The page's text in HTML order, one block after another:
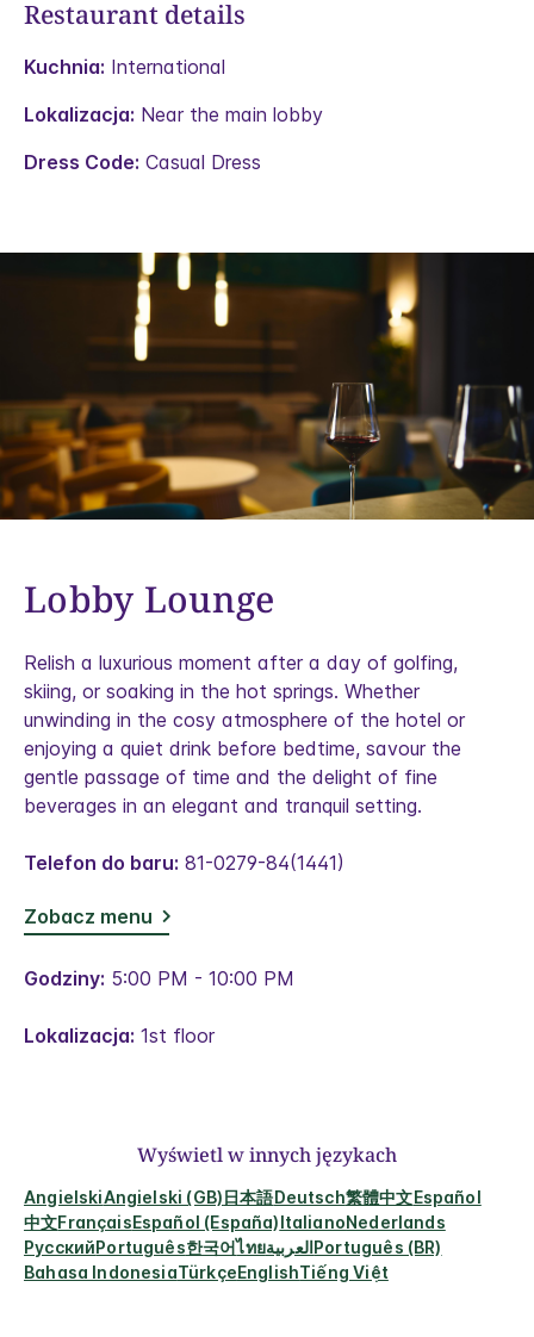
Restaurant details
Kuchnia: International
Lokalizacja: Near the main lobby
Dress Code: Casual Dress
Lobby Lounge
Relish a luxurious moment after a day of golfing,
skiing, or soaking in the hot springs. Whether
unwinding in the cosy atmosphere of the hotel or
enjoying a quiet drink before bedtime, savour the
gentle passage of time and the delight of fine
beverages in an elegant and tranquil setting.
Telefon do baru: 81-0279-84(1441)
Zobacz menu
Godziny: 5:00 PM - 10:00 PM
Lokalizacja: 1st floor
Wyświetl w innych językach
AngielskiAngielski (GB)日本語Deutsch繁體中文Español
中文FrançaisEspañol (España)ItalianoNederlands
РусскийPortuguês한국어ไทยالعربيةPortuguês (BR)
Bahasa IndonesiaTürkçeEnglishTiếng Việt